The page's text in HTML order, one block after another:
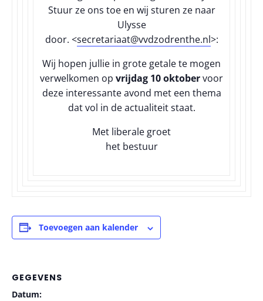
Stuur ze ons toe en wij sturen ze naar
Ulysse
door. <secretariaat@vvdzodrenthe.nl>:
Wij hopen jullie in grote getale te mogen
verwelkomen op vrijdag 10 oktobervoor
deze interessante avond met een thema
dat vol in de actualiteit staat.
Met liberale groet
het bestuur
Toevoegen aan kalender
GEGEVENS
Datum: